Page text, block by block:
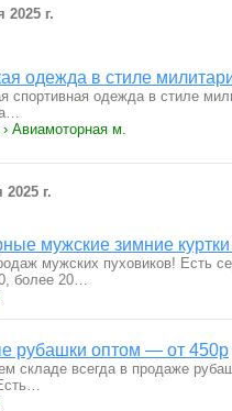
2025 г.
одежда в стиле
спортивная одежда в стиле
Авиамоторная м.
г.
мужские зимние
мужских пуховиков! Есть
более 20…
рубашки оптом — от 450р
складе всегда в продаже